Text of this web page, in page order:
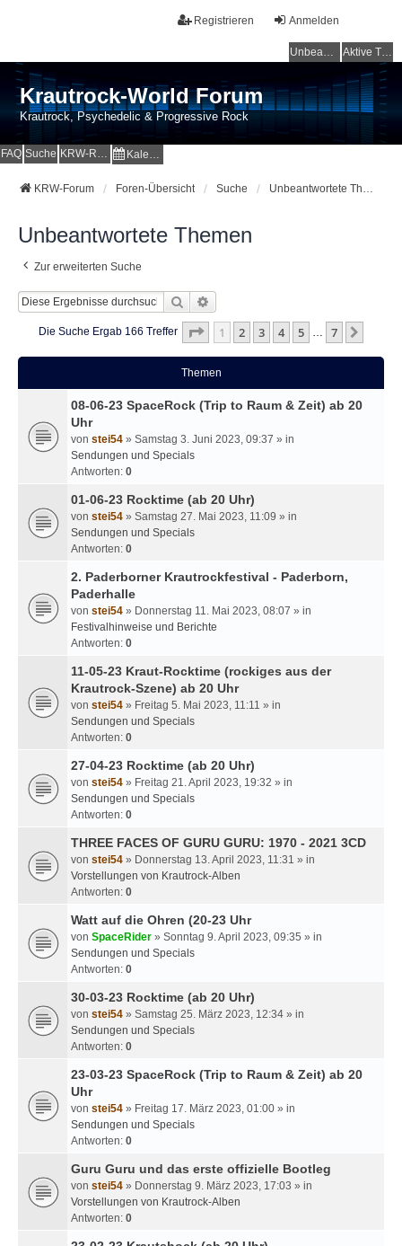
Anmelden
Registrieren
Unbeantwortete Themen Aktive Themen
Krautrock-World Forum
Krautrock, Psychedelic & Progressive Rock
FAQ Suche KRW-Radio Kalender
KRW-Forum Foren-Übersicht Suche Unbeantwortete Themen
Unbeantwortete Themen
Zur erweiterten Suche
Suche
Die Suche Ergab 166 Treffer Seite 1Von
1 2 3 4 5 … 7
Themen
08-06-23 SpaceRock (Trip to Raum & Zeit) ab 20
Uhr
von stei54 » Samstag 3. Juni 2023, 09:37 » in
Sendungen und Specials
Antworten: 0
01-06-23 Rocktime (ab 20 Uhr)
von stei54 » Samstag 27. Mai 2023, 11:09 » in
Sendungen und Specials
Antworten: 0
2. Paderborner Krautrockfestival - Paderborn,
Paderhalle
von stei54 » Donnerstag 11. Mai 2023, 08:07 » in
Festivalhinweise und Berichte
Antworten: 0
11-05-23 Kraut-Rocktime (rockiges aus der
Krautrock-Szene) ab 20 Uhr
von stei54 » Freitag 5. Mai 2023, 11:11 » in
Sendungen und Specials
Antworten: 0
27-04-23 Rocktime (ab 20 Uhr)
von stei54 » Freitag 21. April 2023, 19:32 » in
Sendungen und Specials
Antworten: 0
THREE FACES OF GURU GURU: 1970 - 2021 3CD
von stei54 » Donnerstag 13. April 2023, 11:31 » in
Vorstellungen von Krautrock-Alben
Antworten: 0
Watt auf die Ohren (20-23 Uhr
von SpaceRider » Sonntag 9. April 2023, 09:35 » in
Sendungen und Specials
Antworten: 0
30-03-23 Rocktime (ab 20 Uhr)
von stei54 » Samstag 25. März 2023, 12:34 » in
Sendungen und Specials
Antworten: 0
23-03-23 SpaceRock (Trip to Raum & Zeit) ab 20
Uhr
von stei54 » Freitag 17. März 2023, 01:00 » in
Sendungen und Specials
Antworten: 0
Guru Guru und das erste offizielle Bootleg
von stei54 » Donnerstag 9. März 2023, 17:03 » in
Vorstellungen von Krautrock-Alben
Antworten: 0